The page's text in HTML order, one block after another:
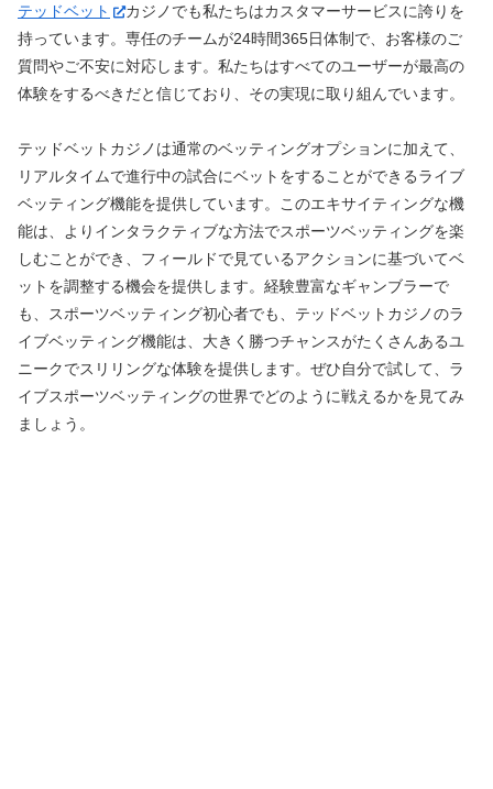
テッドベット
カジノでも私たちはカスタマーサービスに誇りを
持っています。専任のチームが24時間365日体制で、お客様のご
質問やご不安に対応します。私たちはすべてのユーザーが最高の
体験をするべきだと信じており、その実現に取り組んでいます。
テッドベットカジノは通常のベッティングオプションに加えて、
リアルタイムで進行中の試合にベットをすることができるライブ
ベッティング機能を提供しています。このエキサイティングな機
能は、よりインタラクティブな方法でスポーツベッティングを楽
しむことができ、フィールドで見ているアクションに基づいてベ
ットを調整する機会を提供します。経験豊富なギャンブラーで
も、スポーツベッティング初心者でも、テッドベットカジノのラ
イブベッティング機能は、大きく勝つチャンスがたくさんあるユ
ニークでスリリングな体験を提供します。ぜひ自分で試して、ラ
イブスポーツベッティングの世界でどのように戦えるかを見てみ
ましょう。